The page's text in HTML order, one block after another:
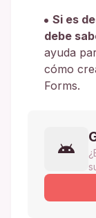
Si es
debe
ayuda
cómo
Forms.